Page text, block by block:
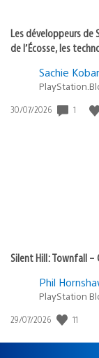
Les développeurs de
de l’Écosse, les
Sachie
Date
30/07/2026 1
Silent Hill: Townfall –
Phil
PlayStation
Date
publication
29/07/2026 11